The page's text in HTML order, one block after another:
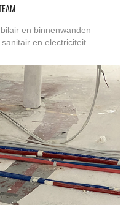
en binnenwanden
en electriciteit